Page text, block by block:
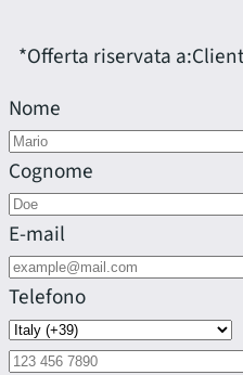
*Offerta riservata a:
Nome
Cognome
E-mail
Telefono